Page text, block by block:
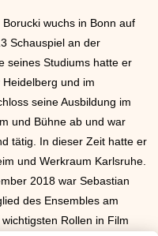
wuchs in Bonn auf
Schauspiel an der
seines Studiums hatte er
und im
seine Ausbildung im
und Bühne ab und war
tätig. In dieser Zeit hatte er
und Werkraum Karlsruhe.
2018 war Sebastian
des Ensembles am
Rollen in Film